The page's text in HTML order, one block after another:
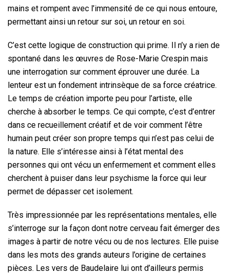
mains et rompent avec l’immensité de ce qui nous entoure,
permettant ainsi un retour sur soi, un retour en soi.
C’est cette logique de construction qui prime. Il n’y a rien de
spontané dans les œuvres de Rose-Marie Crespin mais
une interrogation sur comment éprouver une durée. La
lenteur est un fondement intrinsèque de sa force créatrice.
Le temps de création importe peu pour l’artiste, elle
cherche à absorber le temps. Ce qui compte, c’est d’entrer
dans ce recueillement créatif et de voir comment l’être
humain peut créer son propre temps qui n’est pas celui de
la nature. Elle s’intéresse ainsi à l’état mental des
personnes qui ont vécu un enfermement et comment elles
cherchent à puiser dans leur psychisme la force qui leur
permet de dépasser cet isolement.
Très impressionnée par les représentations mentales, elle
s’interroge sur la façon dont notre cerveau fait émerger des
images à partir de notre vécu ou de nos lectures. Elle puise
dans les mots des grands auteurs l’origine de certaines
pièces. Les vers de Baudelaire lui ont d’ailleurs permis